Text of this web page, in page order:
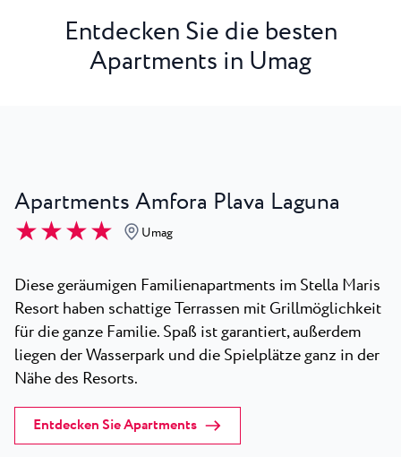
Entdecken Sie die besten
Apartments in Umag
Apartments Amfora Plava Laguna
★ ★ ★ ★ Umag
Diese geräumigen Familienapartments im Stella Maris
Resort haben schattige Terrassen mit Grillmöglichkeit
für die ganze Familie. Spaß ist garantiert, außerdem
liegen der Wasserpark und die Spielplätze ganz in der
Nähe des Resorts.
Entdecken Sie Apartments